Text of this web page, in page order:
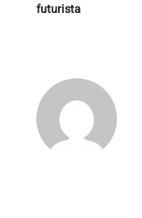
futurista